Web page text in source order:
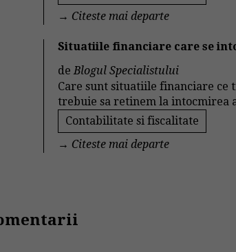
→ Citeste mai departe
Situatiile financiare care se
deBlogul Specialistului
Care sunt situatiile financiare ce
trebuie sa retinem la intocmirea
Contabilitate si fiscalitate
→ Citeste mai departe